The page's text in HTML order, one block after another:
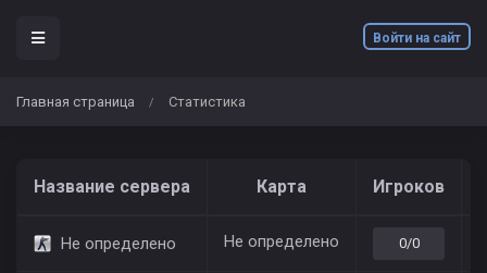
Войти на сайт
Главная страница / Статистика
Название сервера Карта Игроков
Не определено Не определено 0/0